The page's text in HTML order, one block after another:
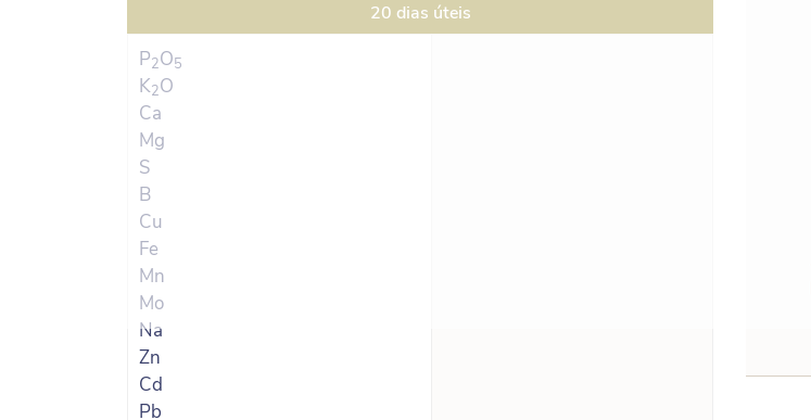
20 dias úteis
P2O5
K2O
Ca
Mg
S
B
Cu
Fe
Mn
Mo
Na
Zn
Cd
Pb